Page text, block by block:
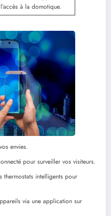
à la domotique.
envies.
pour surveiller vos visiteurs.
thermostats intelligents pour
via une application sur